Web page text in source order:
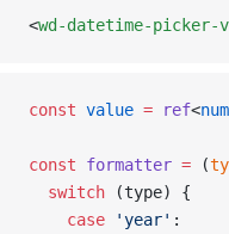
<wd-datetime-picker-
const value = ref<
const formatter = (
  switch
(type) {
    case
'year' :